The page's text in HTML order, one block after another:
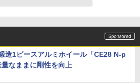
造1ピースアルミホイール「CE28 N-p
なままに剛性を向上